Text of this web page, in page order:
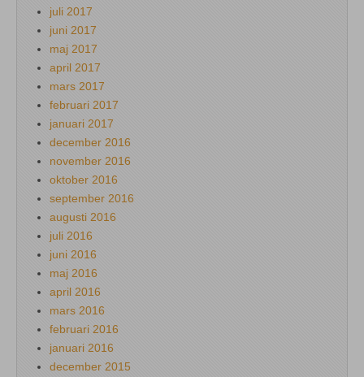
juli 2017
juni 2017
maj 2017
april 2017
mars 2017
februari 2017
januari 2017
december 2016
november 2016
oktober 2016
september 2016
augusti 2016
juli 2016
juni 2016
maj 2016
april 2016
mars 2016
februari 2016
januari 2016
december 2015